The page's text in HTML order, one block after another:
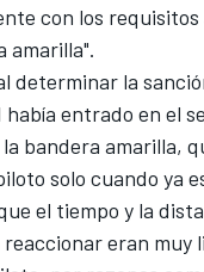
con los requisitos
amarilla".
determinar la
había entrado en el
bandera amarilla,
solo cuando ya
el tiempo y la
eran muy